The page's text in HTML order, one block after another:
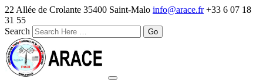
22 Allée de Crolante 35400 Saint-Malo info@arace.fr +33 6 07 18
31 55
Search